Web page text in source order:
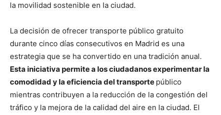
la movilidad sostenible en la ciudad.
La decisión de ofrecer transporte público gratuito
durante cinco días consecutivos en Madrid es una
estrategia que se ha convertido en una tradición anual.
Esta iniciativa permite a los ciudadanos experimentar la
comodidad y la eficiencia del transporte público
mientras contribuyen a la reducción de la congestión del
tráfico y la mejora de la calidad del aire en la ciudad. El